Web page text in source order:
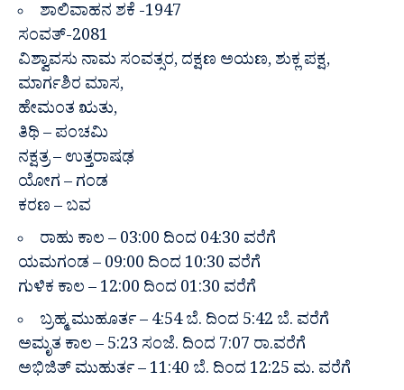
ಶಾಲಿವಾಹನ ಶಕೆ -1947
ಸಂವತ್-2081
ವಿಶ್ವಾವಸು ನಾಮ ಸಂವತ್ಸರ, ದಕ್ಷಣ ಅಯಣ, ಶುಕ್ಲ ಪಕ್ಷ,
ಮಾರ್ಗಶಿರ ಮಾಸ,
ಹೇಮಂತ ಋತು,
ತಿಥಿ – ಪಂಚಮಿ
ನಕ್ಷತ್ರ – ಉತ್ತರಾಷಢ
ಯೋಗ – ಗಂಡ
ಕರಣ – ಬವ
ರಾಹು ಕಾಲ – 03:00 ದಿಂದ 04:30 ವರೆಗೆ
ಯಮಗಂಡ – 09:00 ದಿಂದ 10:30 ವರೆಗೆ
ಗುಳಿಕ ಕಾಲ – 12:00 ದಿಂದ 01:30 ವರೆಗೆ
ಬ್ರಹ್ಮ ಮುಹೂರ್ತ – 4:54 ಬೆ. ದಿಂದ 5:42 ಬೆ. ವರೆಗೆ
ಅಮೃತ ಕಾಲ – 5:23 ಸಂಜೆ. ದಿಂದ 7:07 ರಾ.ವರೆಗೆ
ಅಭಿಜಿತ್ ಮುಹುರ್ತ – 11:40 ಬೆ. ದಿಂದ 12:25 ಮ. ವರೆಗೆ